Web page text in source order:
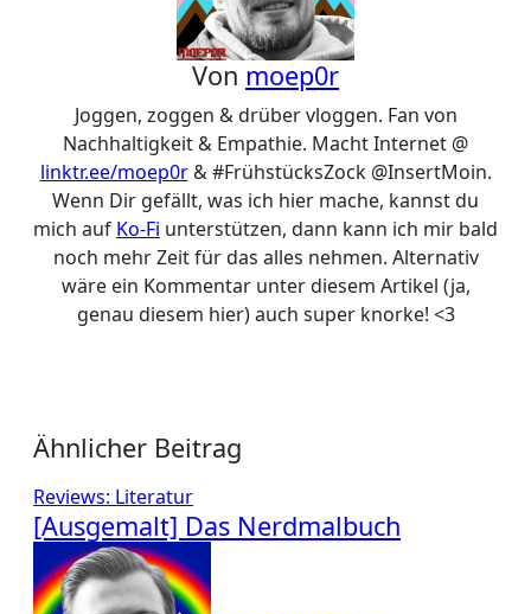
Von moep0r
Joggen, zoggen & drüber vloggen. Fan von
Nachhaltigkeit & Empathie. Macht Internet @
linktr.ee/moep0r& #FrühstücksZock @InsertMoin.
Wenn Dir gefällt, was ich hier mache, kannst du
mich auf Ko-Fi unterstützen, dann kann ich mir bald
noch mehr Zeit für das alles nehmen. Alternativ
wäre ein Kommentar unter diesem Artikel (ja,
genau diesem hier) auch super knorke! <3
Ähnlicher Beitrag
Reviews: Literatur
[Ausgemalt] Das Nerdmalbuch